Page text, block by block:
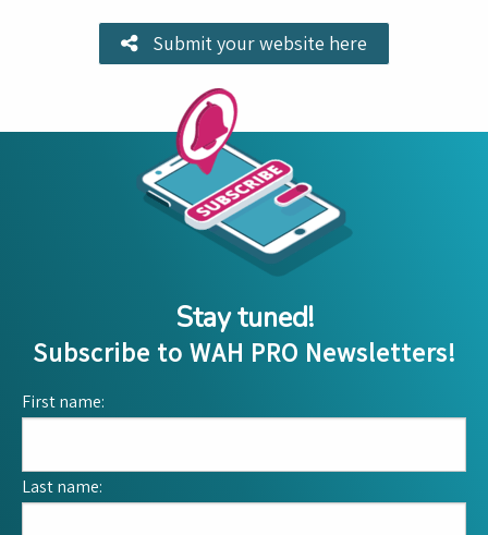
Submit your website here
Stay tuned!
Subscribe to WAH PRO Newsletters!
First name:
Last name: